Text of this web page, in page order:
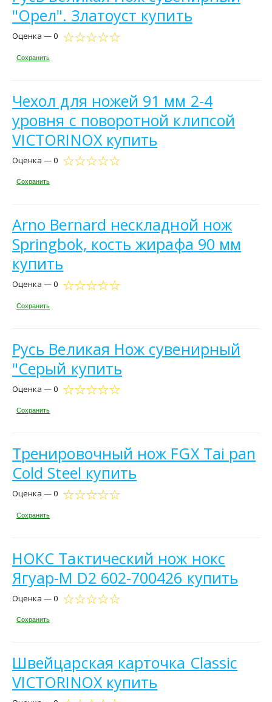
"Орел". Златоуст купить
Оценка — 0
Сохранить
Чехол для ножей 91 мм 2-4
уровня c поворотной клипсой
VICTORINOX купить
Оценка — 0
Сохранить
Arno Bernard нескладной нож
Springbok, кость жирафа 90 мм
купить
Оценка — 0
Сохранить
Русь Великая Нож сувенирный
"Серый купить
Оценка — 0
Сохранить
Тренировочный нож FGX Tai pan
Cold Steel купить
Оценка — 0
Сохранить
НОКС Тактический нож нокс
Ягуар-М D2 602-700426 купить
Оценка — 0
Сохранить
Швейцарская карточка Classic
VICTORINOX купить